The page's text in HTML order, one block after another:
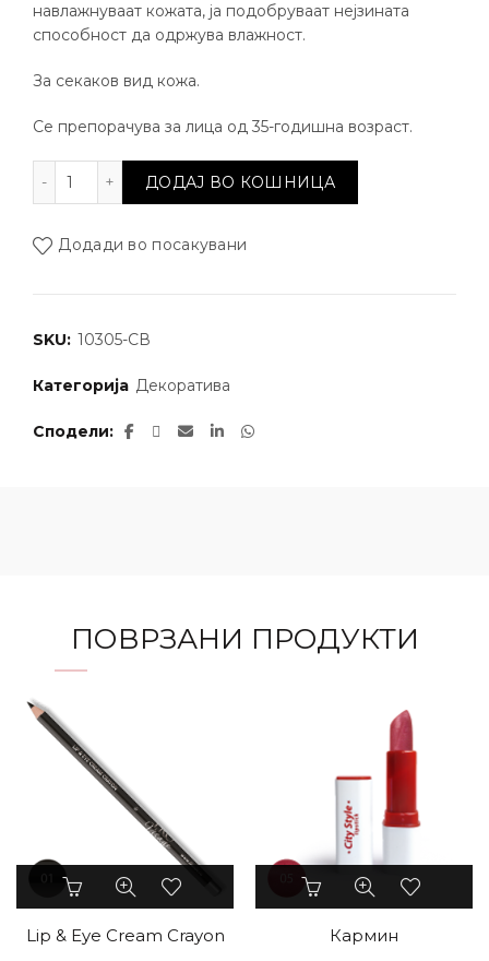
навлажнуваат кожата, ја подобруваат нејзината
способност да одржува влажност.
За секаков вид кожа.
Се препорачува за лица од 35-годишна возраст.
Тонална крема за лице (светла) количина
ДОДАЈ ВО КОШНИЦА
Додади во посакувани
SKU: 10305-СВ
Категорија Декоратива
Сподели
ПОВРЗАНИ ПРОДУКТИ
Lip & Eye Cream Crayon
Кармин